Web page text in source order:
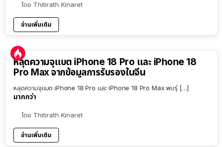
โดย Thitirath Kinaret
อ่านเพิ่มเติม
หลุดความจุแบต iPhone 18 Pro และ iPhone 18
Pro Max จากข้อมูลการรับรองในจีน
หลุดความจุแบต iPhone 18 Pro และ iPhone 18 Pro Max พบรุ่ […]
มากกว่า
โดย Thitirath Kinaret
อ่านเพิ่มเติม